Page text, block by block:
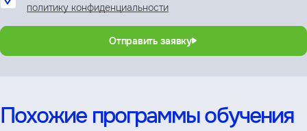
политику конфиденциальности
Отправить заявку
Похожие программы обучения